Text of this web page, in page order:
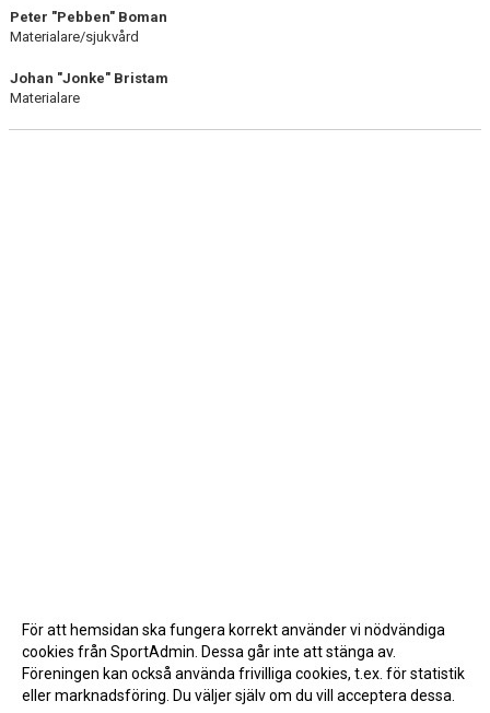
Peter "Pebben" Boman
Materialare/sjukvård
Johan "Jonke" Bristam
Materialare
För att hemsidan ska fungera korrekt använder vi nödvändiga
cookies från SportAdmin. Dessa går inte att stänga av.
Föreningen kan också använda frivilliga cookies, t.ex. för statistik
eller marknadsföring. Du väljer själv om du vill acceptera dessa.